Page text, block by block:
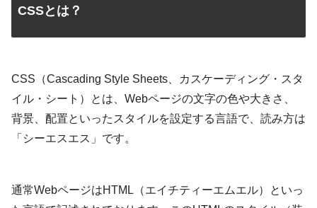
CSSとは？
CSS（Cascading Style Sheets、カスケーディング・スタ
イル・シート）とは、Webページの文字の色や大きさ、
背景、配置といったスタイルを設定する言語で、読み方は
「シーエスエス」です。
通常WebページはHTML（エイチティーエムエル）といっ